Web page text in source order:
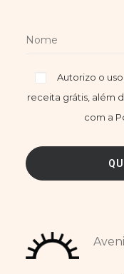
Autorizo o
receita grátis, além
com a